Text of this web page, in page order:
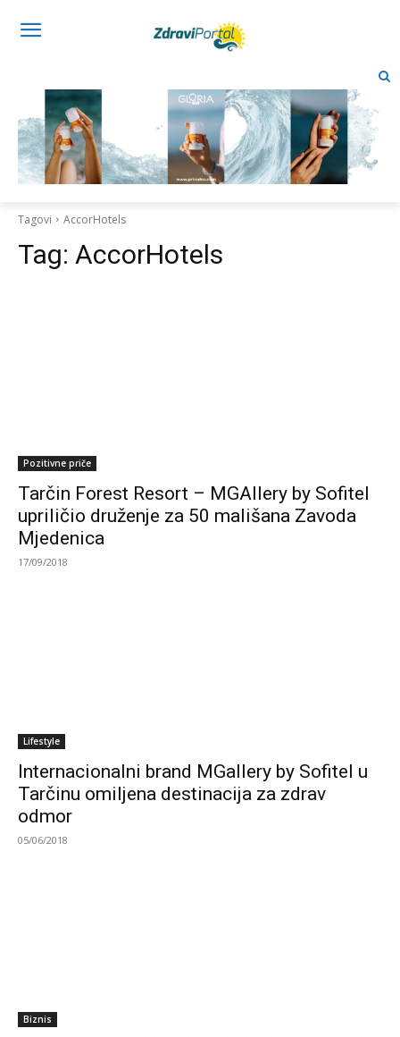
Tagovi AccorHotels
Tag: AccorHotels
Pozitivne priče
Tarčin Forest Resort – MGAllery by Sofitel
upriličio druženje za 50 mališana Zavoda
Mjedenica
17/09/2018
Lifestyle
Internacionalni brand MGallery by Sofitel u
Tarčinu omiljena destinacija za zdrav
odmor
05/06/2018
Biznis